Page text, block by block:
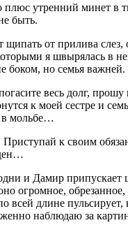
утренний минет в
быть.
щипать от прилива
я швырялась в
боком, но семья важней.
весь долг, прошу
к моей сестре и
в мольбе…
к своим
и Дамир припускает
огромное,
всей длине
наблюдаю за